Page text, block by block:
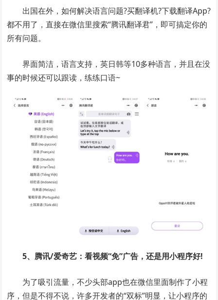
出国在外，如何解决语言问题?买翻译机?下载翻译App?
都不用了，直接在微信里搜索“腾讯翻译君”，即可搞定你的
所有问题。
界面简洁，语言支持，英日韩等10多种语言，并且在没
事的时候还可以跟读，练练口语~
5、腾讯/爱奇艺：看视频“免”广告，还是用小程序好!
为了吸引流量，不少头部app也在微信里面制作了小程
序，但是不得不说，许多开发者的“双标”明显，让小程序的